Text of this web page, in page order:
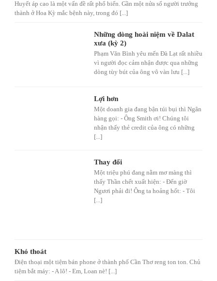
Huyết áp cao là một vấn đề rất phổ biến. Gần một nửa số người trưởng
thành ở Hoa Kỳ mắc bệnh này, trong đó [...]
Những dòng hoài niệm về Dalat
xưa (kỳ 2)
Phạm Văn Bình yêu mến Đà Lạt rất nhiều
vì người đọc cảm nhận được qua những
dòng tùy bút của ông vô vàn lưu [...]
Lợi hơn
Một doanh gia đang bận túi bụi thì Ngân
hàng gọi: - Ông Smith ơi! Chúng tôi
nhận thấy thẻ credit của ông có những
[...]
Thay đổi
Một triệu phú đang nằm mơ màng thì
thấy Thần chết xuất hiện: - Đến giờ
Ngươi phải đi! Ông ta hoảng hốt: - Tôi
[...]
Khó thoát
Điện thoại một tiệm bán phone ở thành phố Cần Thơ reng ton ton. Chủ
tiệm bắt máy: - A lô! - Em, Loan nè! [...]